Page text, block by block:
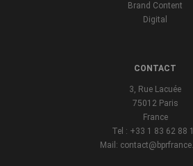
Brand Content
Digital
CONTACT
3, Rue Lacuée
75012 Paris
France
Tel : +33 1 83 62 88
Mail: